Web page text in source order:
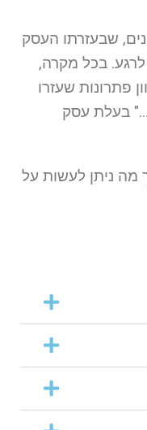
שבעזרתו העסק
עסקי, כבר עבדנו עם 2 ושמחתי לעצור לרגע. בכל מקרה,
פתרונות שעזרו
נוספת ולמעשה לשדרג את העסק שלנו. היום המחזור העסקי גדל מאשתקד ב-60% !…." בעלת עסק
מה ניתן לעשות על